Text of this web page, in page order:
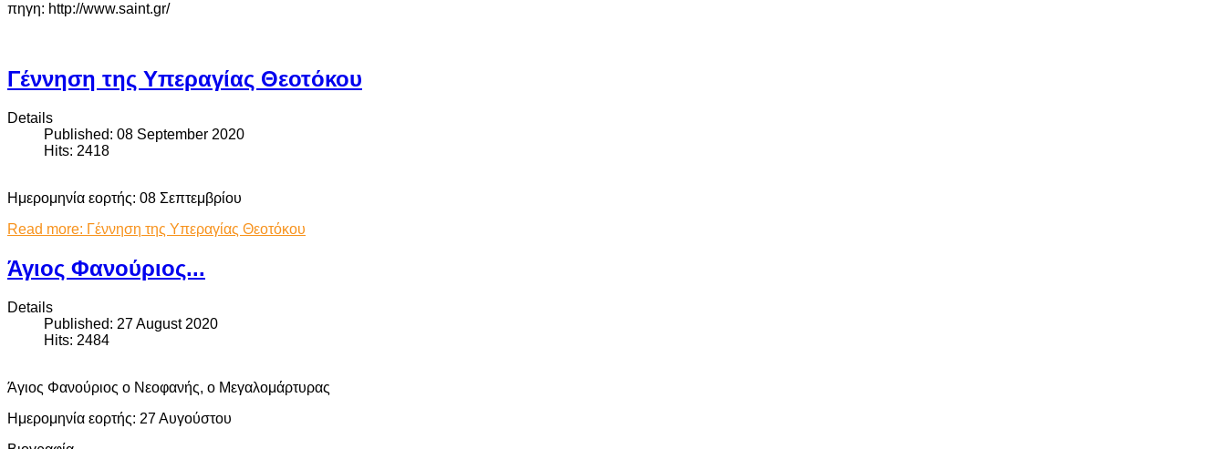
πηγη: http://www.saint.gr/
Γέννηση της Υπεραγίας Θεοτόκου
Details
Published: 08 September 2020
Hits: 2418
Ημερομηνία εορτής: 08 Σεπτεμβρίου
Read more: Γέννηση της Υπεραγίας Θεοτόκου
Άγιος Φανούριος...
Details
Published: 27 August 2020
Hits: 2484
Άγιος Φανούριος ο Νεοφανής, ο Μεγαλομάρτυρας
Ημερομηνία εορτής: 27 Αυγούστου